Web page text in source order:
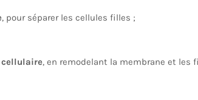
, pour séparer les cellules filles ;
, en remodelant la membrane et les